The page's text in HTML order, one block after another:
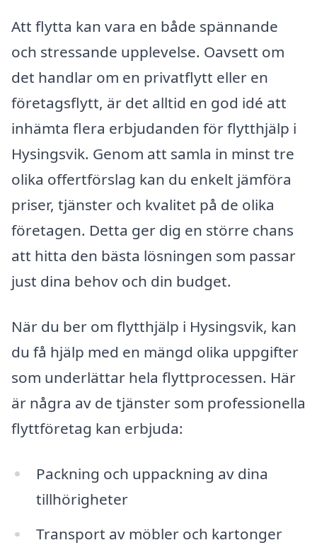
Att flytta kan vara en både spännande
och stressande upplevelse. Oavsett om
det handlar om en privatflytt eller en
företagsflytt, är det alltid en god idé att
inhämta flera erbjudanden för flytthjälp i
Hysingsvik. Genom att samla in minst tre
olika offertförslag kan du enkelt jämföra
priser, tjänster och kvalitet på de olika
företagen. Detta ger dig en större chans
att hitta den bästa lösningen som passar
just dina behov och din budget.
När du ber om flytthjälp i Hysingsvik, kan
du få hjälp med en mängd olika uppgifter
som underlättar hela flyttprocessen. Här
är några av de tjänster som professionella
flyttföretag kan erbjuda:
Packning och uppackning av dina
tillhörigheter
Transport av möbler och kartonger